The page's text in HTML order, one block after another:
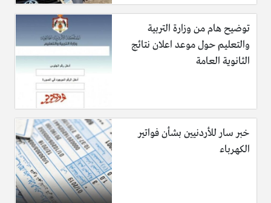
توضيح هام من وزارة التربية
والتعليم حول موعد اعلان نتائج
الثانوية العامة
خبر سار للأردنيين بشأن فواتير
الكهرباء